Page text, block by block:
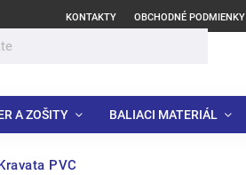
KONTAKTY OBCHODNÉ PODMIENKY
A ZOŠITY BALIACI MATERIÁL
PVC